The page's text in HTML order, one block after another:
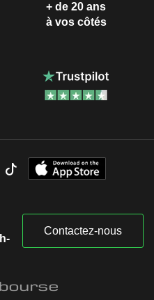
+ de 20 ans
à vos côtés
Contactez-nous